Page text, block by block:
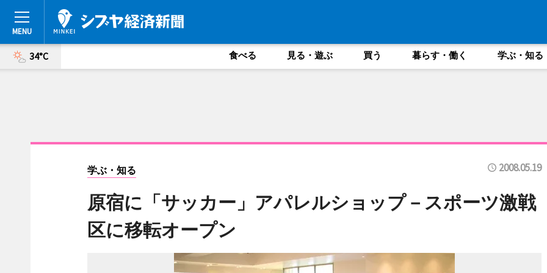
34°C 食べる 見る・遊ぶ 買う 暮らす・働く 学ぶ・知る
学ぶ・知る 2008.05.19
原宿に「サッカー」アパレルショップ－スポーツ激戦
区に移転オープン